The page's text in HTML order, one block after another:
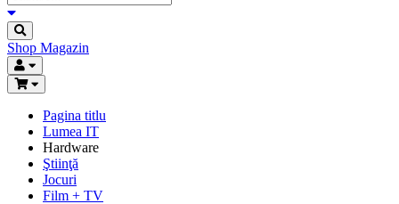
Shop Magazin
Pagina titlu
Lumea IT
Hardware
Ştiinţă
Jocuri
Film + TV